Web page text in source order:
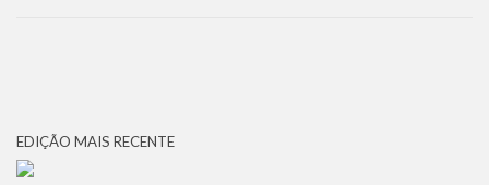
EDIÇÃO MAIS RECENTE